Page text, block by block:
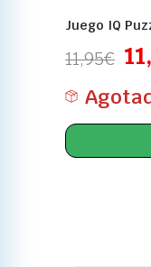
Juego IQ
11,95€